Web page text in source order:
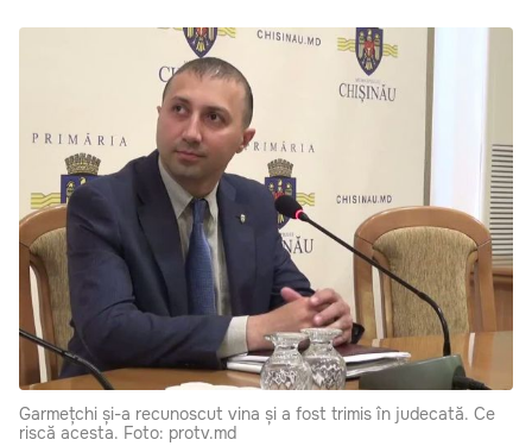
Garmețchi și-a recunoscut vina și a fost trimis în judecată. Ce
riscă acesta. Foto: protv.md